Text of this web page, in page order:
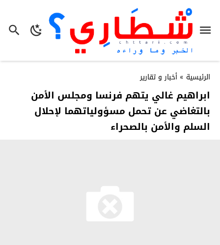
الرئيسية » أخبار و تقارير
ابراهيم غالي يتهم فرنسا ومجلس الأمن
بالتغاضي عن تحمل مسؤولياتهما لإحلال
السلم والأمن بالصحراء